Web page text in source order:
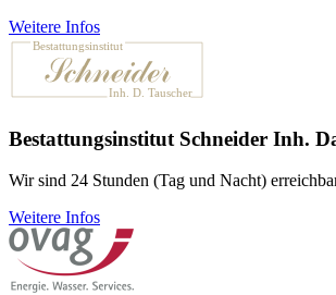
Weitere Infos
Bestattungsinstitut Schneider Inh.
Wir sind 24 Stunden (Tag und Nacht)
Weitere Infos